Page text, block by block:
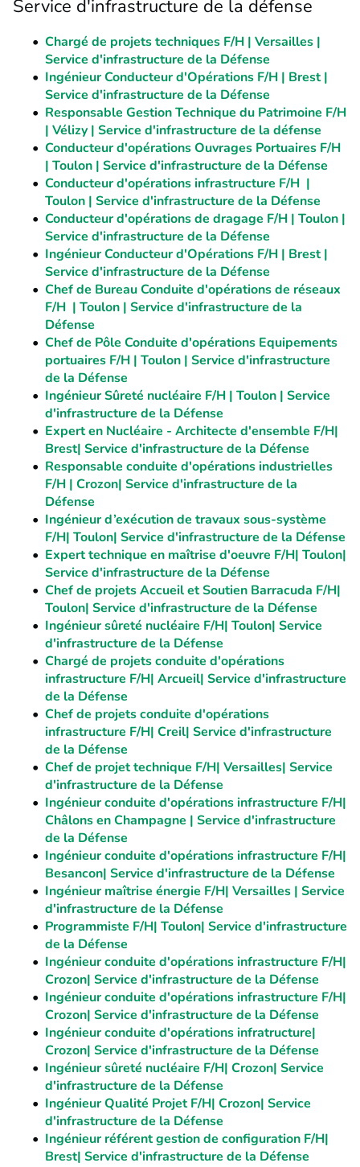
Service d'infrastructure de la défense
Chargé de projets techniques F/H | Versailles |
Service d'infrastructure de la Défense
Ingénieur Conducteur d'Opérations F/H | Brest |
Service d'infrastructure de la Défense
Responsable Gestion Technique du Patrimoine F/H
| Vélizy | Service d'infrastructure de la défense
Conducteur d'opérations Ouvrages Portuaires F/H
| Toulon | Service d'infrastructure de la Défense
Conducteur d'opérations infrastructure F/H |
Toulon | Service d'infrastructure de la Défense
Conducteur d'opérations de dragage F/H | Toulon |
Service d'infrastructure de la Défense
Ingénieur Conducteur d'Opérations F/H | Brest |
Service d'infrastructure de la Défense
Chef de Bureau Conduite d'opérations de réseaux
F/H | Toulon | Service d'infrastructure de la
Défense
Chef de Pôle Conduite d'opérations Equipements
portuaires F/H | Toulon | Service d'infrastructure
de la Défense
Ingénieur Sûreté nucléaire F/H | Toulon | Service
d'infrastructure de la Défense
Expert en Nucléaire - Architecte d'ensemble F/H|
Brest| Service d'infrastructure de la Défense
Responsable conduite d'opérations industrielles
F/H | Crozon| Service d'infrastructure de la
Défense
Ingénieur d’exécution de travaux sous-système
F/H| Toulon| Service d'infrastructure de la Défense
Expert technique en maîtrise d'oeuvre F/H| Toulon|
Service d'infrastructure de la Défense
Chef de projets Accueil et Soutien Barracuda F/H|
Toulon| Service d'infrastructure de la Défense
Ingénieur sûreté nucléaire F/H| Toulon| Service
d'infrastructure de la Défense
Chargé de projets conduite d'opérations
infrastructure F/H| Arcueil| Service d'infrastructure
de la Défense
Chef de projets conduite d'opérations
infrastructure F/H| Creil| Service d'infrastructure
de la Défense
Chef de projet technique F/H| Versailles| Service
d'infrastructure de la Défense
Ingénieur conduite d'opérations infrastructure F/H|
Châlons en Champagne | Service d'infrastructure
de la Défense
Ingénieur conduite d'opérations infrastructure F/H|
Besancon| Service d'infrastructure de la Défense
Ingénieur maîtrise énergie F/H| Versailles | Service
d'infrastructure de la Défense
Programmiste F/H| Toulon| Service d'infrastructure
de la Défense
Ingénieur conduite d'opérations infrastructure F/H|
Crozon| Service d'infrastructure de la Défense
Ingénieur conduite d'opérations infrastructure F/H|
Crozon| Service d'infrastructure de la Défense
Ingénieur conduite d'opérations infratructure|
Crozon| Service d'infrastructure de la Défense
Ingénieur sûreté nucléaire F/H| Crozon| Service
d'infrastructure de la Défense
Ingénieur Qualité Projet F/H| Crozon| Service
d'infrastructure de la Défense
Ingénieur référent gestion de configuration F/H|
Brest| Service d'infrastructure de la Défense